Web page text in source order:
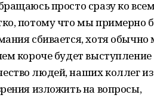
просто сразу ко
потому что мы примерно
сбивается, хотя
короче будет выступление
людей, наших коллег из
изложить на вопросы,